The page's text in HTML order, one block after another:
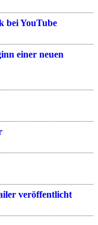
bei YouTube
einer neuen
veröffentlicht